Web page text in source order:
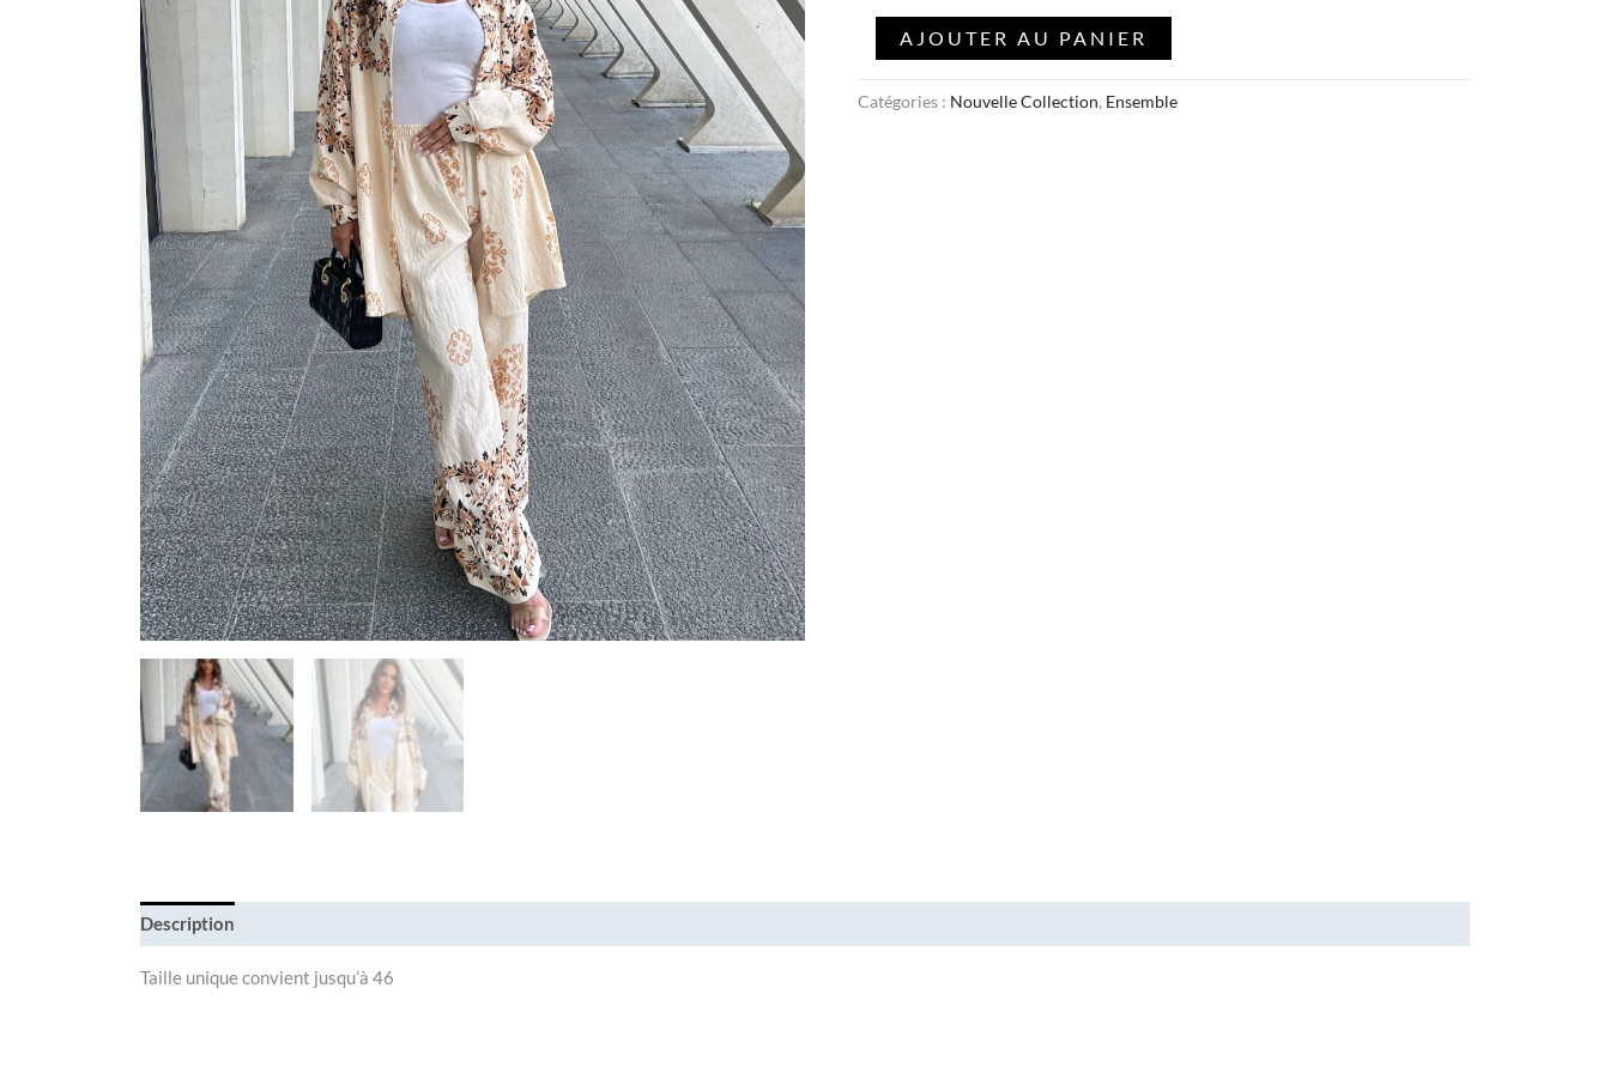
AJOUTER AU PANIER
Catégories : Nouvelle Collection, Ensemble
Description
Taille unique convient jusqu’à 46